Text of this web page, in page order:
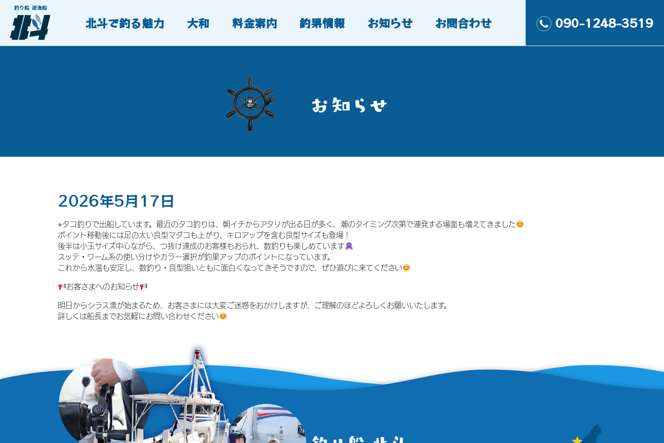
北斗で釣る魅力 大和 料金案内 釣果情報 お知らせ お問合わせ 090-1248-3519
2026年5月17日
⭐︎タコ釣りで出船しています。最近のタコ釣りは、朝イチからアタリが出る日が多く、潮のタイミング次第で連発する場面も増えてきました
ポイント移動後には足の太い良型マダコも上がり、キロアップを含む良型サイズも登場！
後半は小玉サイズ中心ながら、つ抜け達成のお客様もおられ、数釣りも楽しめています
スッテ・ワーム系の使い分けやカラー選択が釣果アップのポイントになっています。
これから水温も安定し、数釣り・良型狙いともに面白くなってきそうですので、ぜひ遊びに来てください
お客さまへのお知らせ
明日からシラス漁が始まるため、お客さまには大変ご迷惑をおかけしますが、ご理解のほどよろしくお願いいたします。
詳しくは船長までお気軽にお問い合わせください